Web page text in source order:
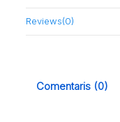
Reviews(0)
Comentaris (0)